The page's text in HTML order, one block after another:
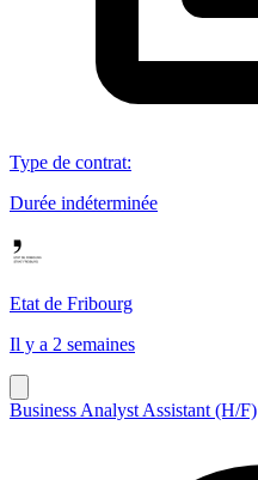
Type de contrat:
Durée indéterminée
Etat de Fribourg
Il y a 2 semaines
Business Analyst Assistant (H/F)